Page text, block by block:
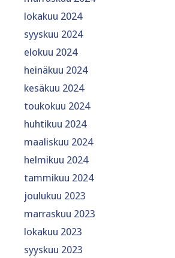
lokakuu 2024
syyskuu 2024
elokuu 2024
heinäkuu 2024
kesäkuu 2024
toukokuu 2024
huhtikuu 2024
maaliskuu 2024
helmikuu 2024
tammikuu 2024
joulukuu 2023
marraskuu 2023
lokakuu 2023
syyskuu 2023